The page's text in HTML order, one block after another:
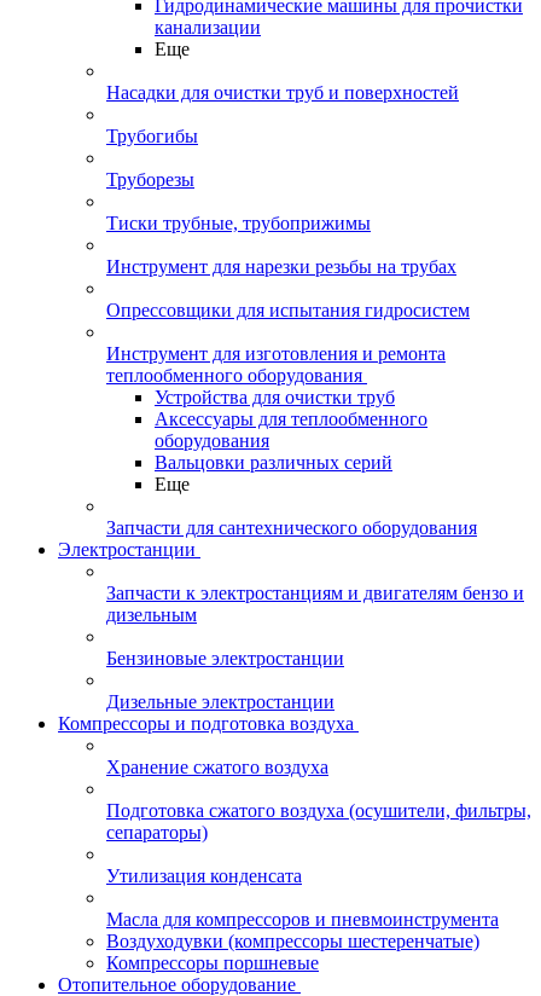
Гидродинамические машины для прочистки
канализации
Еще
Насадки для очистки труб и поверхностей
Трубогибы
Труборезы
Тиски трубные, трубоприжимы
Инструмент для нарезки резьбы на трубах
Опрессовщики для испытания гидросистем
Инструмент для изготовления и ремонта
теплообменного оборудования
Устройства для очистки труб
Аксессуары для теплообменного
оборудования
Вальцовки различных серий
Еще
Запчасти для сантехнического оборудования
Электростанции
Запчасти к электростанциям и двигателям бензо и
дизельным
Бензиновые электростанции
Дизельные электростанции
Компрессоры и подготовка воздуха
Хранение сжатого воздуха
Подготовка сжатого воздуха (осушители, фильтры,
сепараторы)
Утилизация конденсата
Масла для компрессоров и пневмоинструмента
Воздуходувки (компрессоры шестеренчатые)
Компрессоры поршневые
Отопительное оборудование